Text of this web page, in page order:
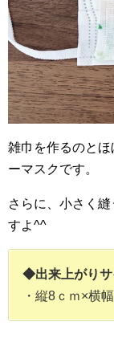
雑巾を作るのと
ーマスクです。
さらに、小さく
すよ^^
◆出来上がりサ
・縦8ｃｍ×横